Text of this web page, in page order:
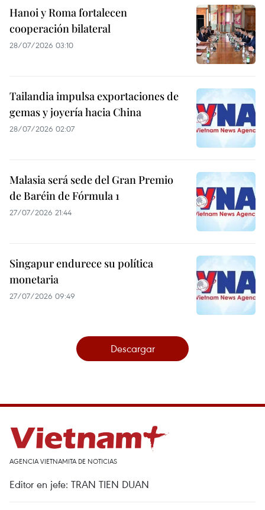
Hanoi y Roma fortalecen
cooperación bilateral
28/07/2026 03:10
Tailandia impulsa exportaciones de
gemas y joyería hacia China
28/07/2026 02:07
Malasia será sede del Gran Premio
de Baréin de Fórmula 1
27/07/2026 21:44
Singapur endurece su política
monetaria
27/07/2026 09:49
Descargar
AGENCIA VIETNAMITA DE NOTICIAS
Editor en jefe: TRAN TIEN DUAN